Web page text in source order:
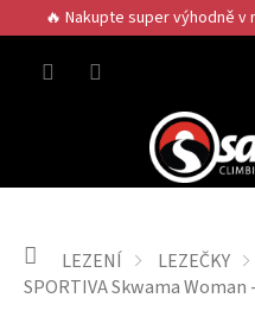
na
obsah
🔥 Nakupte super výhodně v
Domů
LEZENÍ LEZEČKY
SPORTIVA Skwama Woman